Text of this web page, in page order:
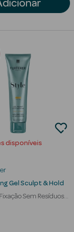
disponíveis
Gel Sculpt & Hold
Sem Resíduos